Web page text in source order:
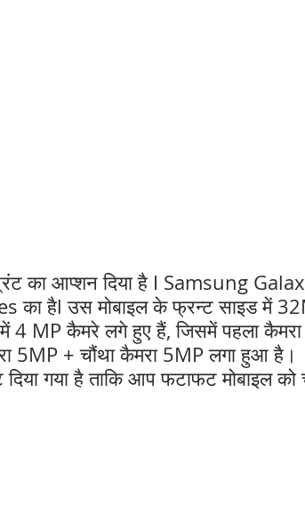
का आप्शन दिया है I Samsung
का हैl उस मोबाइल के फ्रन्ट साइड में
4 MP कैमरे लगे हुए हैं, जिसमें पहला
5MP + चौंथा कैमरा 5MP लगा हुआ
गया है ताकि आप फटाफट मोबाइल